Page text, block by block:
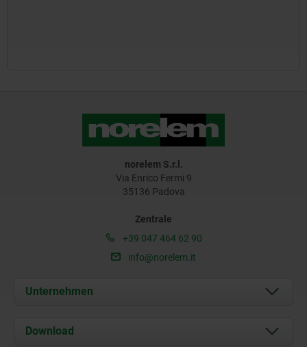
norelem S.r.l.
Via Enrico Fermi 9
35136 Padova
Zentrale
+39 047 464 62 90
info@norelem.it
Unternehmen
Über uns
Download